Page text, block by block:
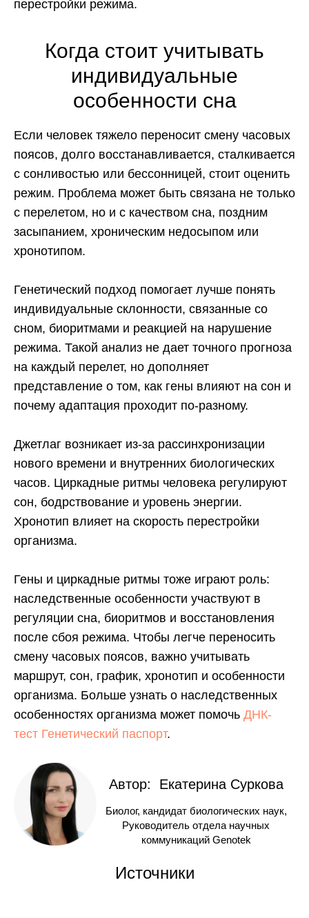
перестройки режима.
Когда стоит учитывать
индивидуальные
особенности сна
Если человек тяжело переносит смену часовых
поясов, долго восстанавливается, сталкивается
с сонливостью или бессонницей, стоит оценить
режим. Проблема может быть связана не только
с перелетом, но и с качеством сна, поздним
засыпанием, хроническим недосыпом или
хронотипом.
Генетический подход помогает лучше понять
индивидуальные склонности, связанные со
сном, биоритмами и реакцией на нарушение
режима. Такой анализ не дает точного прогноза
на каждый перелет, но дополняет
представление о том, как гены влияют на сон и
почему адаптация проходит по-разному.
Джетлаг возникает из-за рассинхронизации
нового времени и внутренних биологических
часов. Циркадные ритмы человека регулируют
сон, бодрствование и уровень энергии.
Хронотип влияет на скорость перестройки
организма.
Гены и циркадные ритмы тоже играют роль:
наследственные особенности участвуют в
регуляции сна, биоритмов и восстановления
после сбоя режима. Чтобы легче переносить
смену часовых поясов, важно учитывать
маршрут, сон, график, хронотип и особенности
организма. Больше узнать о наследственных
особенностях организма может помочь ДНК-
тест Генетический паспорт.
Автор: Екатерина Суркова
Биолог, кандидат биологических наук,
Руководитель отдела научных
коммуникаций Genotek
Источники